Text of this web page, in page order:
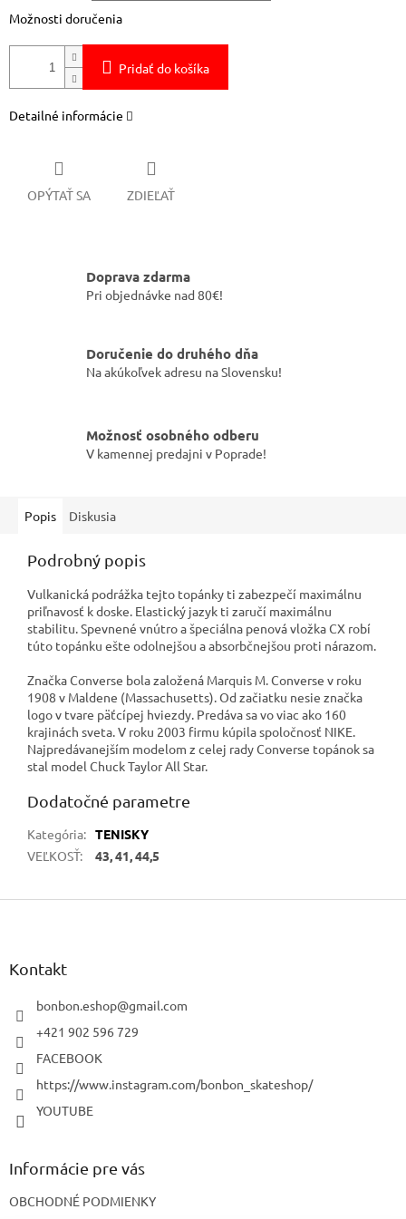
Možnosti doručenia
Pridať do košíka
Detailné informácie
OPÝTAŤ SA ZDIEĽAŤ
Doprava zdarma
Pri objednávke nad 80€!
Doručenie do druhého dňa
Na akúkoľvek adresu na Slovensku!
Možnosť osobného odberu
V kamennej predajni v Poprade!
Popis Diskusia
Podrobný popis
Vulkanická podrážka tejto topánky ti zabezpečí maximálnu
priľnavosť k doske. Elastický jazyk ti zaručí maximálnu
stabilitu. Spevnené vnútro a špeciálna penová vložka CX robí
túto topánku ešte odolnejšou a absorbčnejšou proti nárazom.
Značka Converse bola založená Marquis M. Converse v roku
1908 v Maldene (Massachusetts). Od začiatku nesie značka
logo v tvare päťcípej hviezdy. Predáva sa vo viac ako 160
krajinách sveta. V roku 2003 firmu kúpila spoločnosť NIKE.
Najpredávanejším modelom z celej rady Converse topánok sa
stal model Chuck Taylor All Star.
Dodatočné parametre
Kategória: TENISKY
VEĽKOSŤ: 43, 41, 44,5
Z
Kontakt
bonbon.eshop@gmail.com
+421 902 596 729
FACEBOOK
https://www.instagram.com/bonbon_skateshop/
YOUTUBE
Informácie pre vás
OBCHODNÉ PODMIENKY